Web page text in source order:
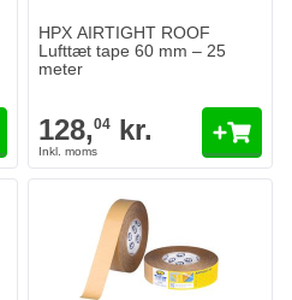
HPX AIRTIGHT ROOF
Lufttæt tape 60 mm – 25
meter
128,04 kr.